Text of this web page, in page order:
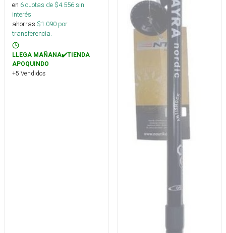
en 6cuotas de $4.556sin
interés
ahorras $1.090 por
transferencia.
LLEGA MAÑANA✔️TIENDA
APOQUINDO
+5 Vendidos